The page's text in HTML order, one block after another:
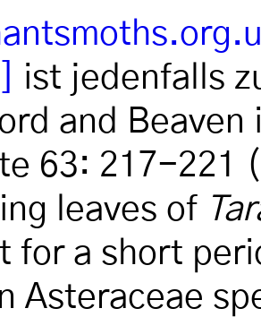
ist jedenfalls
and
63: 217-221
leaves of
for a short
Asteraceae